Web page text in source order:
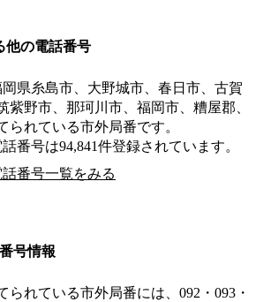
他の電話番号
岡県糸島市、大野城市、春日市、古賀
紫野市、那珂川市、福岡市、糟屋郡、
られている市外局番です。
番号は94,841件登録されています。
番号一覧をみる
号情報
られている市外局番には、092・093・